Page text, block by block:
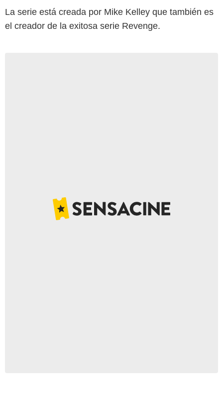
La serie está creada por Mike Kelley que también es
el creador de la exitosa serie Revenge.